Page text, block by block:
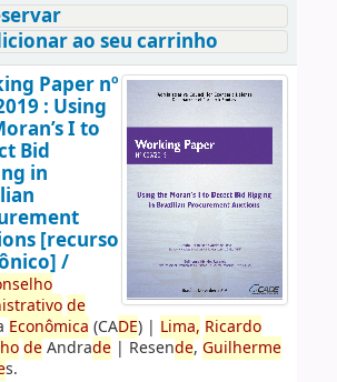
ao seu carrinho
Paper nº
: Using
I to
Bid
in
[recurso
/
de
Econômica (CADE)| Lima, Ricardo
deAndrade| Resende, Guilherme
s.